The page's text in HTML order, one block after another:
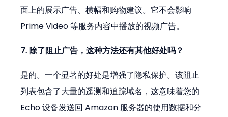
面上的展示广告、横幅和购物建议。它不会影响
Prime Video 等服务内容中播放的视频广告。
7. 除了阻止广告，这种方法还有其他好处吗？
是的。一个显著的好处是增强了隐私保护。该阻止
列表包含了大量的遥测和追踪域名，这意味着您的
Echo 设备发送回 Amazon 服务器的使用数据和分